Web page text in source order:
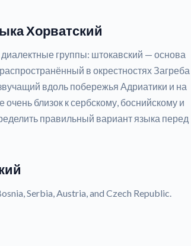
Хорватский
группы: штокавский — основа
в окрестностях Загреба
вдоль побережья Адриатики и на
очень близок к сербскому, боснийскому и
правильный вариант языка перед
Serbia, Austria, and Czech Republic.